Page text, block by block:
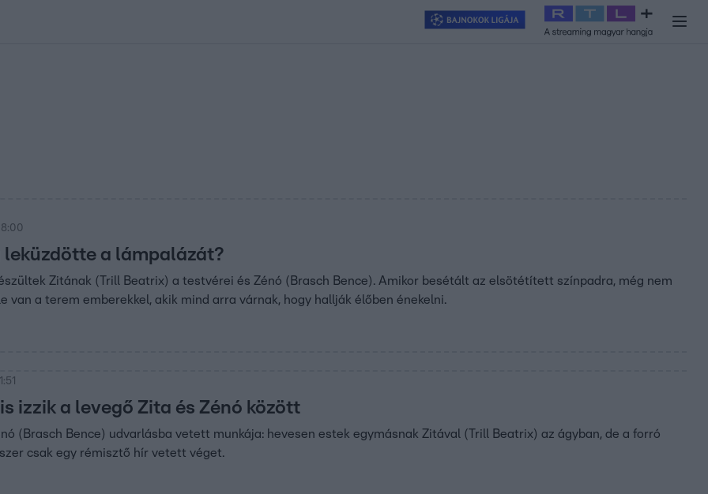
Exek csatája 2026 Celeb vagyok, ments ki innen
8:00
leküzdötte a lámpalázát?
Zitának (Trill Beatrix) a testvérei és Zénó (Brasch Bence). Amikor besétált az elsötétített színpadra, még nem
van a terem emberekkel, akik mind arra várnak, hogy hallják élőben énekelni.
izzik a levegő Zita és Zénó között
(Brasch Bence) udvarlásba vetett munkája: hevesen estek egymásnak Zitával (Trill Beatrix) az ágyban, de a forró
csak egy rémisztő hír vetett véget.